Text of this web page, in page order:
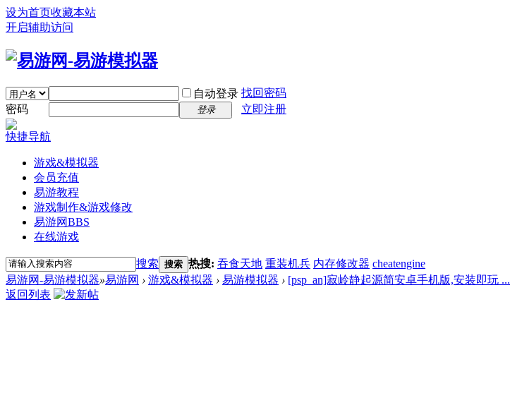
设为首页收藏本站
开启辅助访问
自动登录 找回密码
密码
登录 立即注册
快捷导航
游戏&模拟器
会员充值
易游教程
游戏制作&游戏修改
易游网BBS
在线游戏
搜索 搜索 热搜: 吞食天地 重装机兵 内存修改器 cheatengine
易游网-易游模拟器»易游网 › 游戏&模拟器 › 易游模拟器 › [psp_an]寂岭静起源简安卓手机版,安装即玩 ...
返回列表